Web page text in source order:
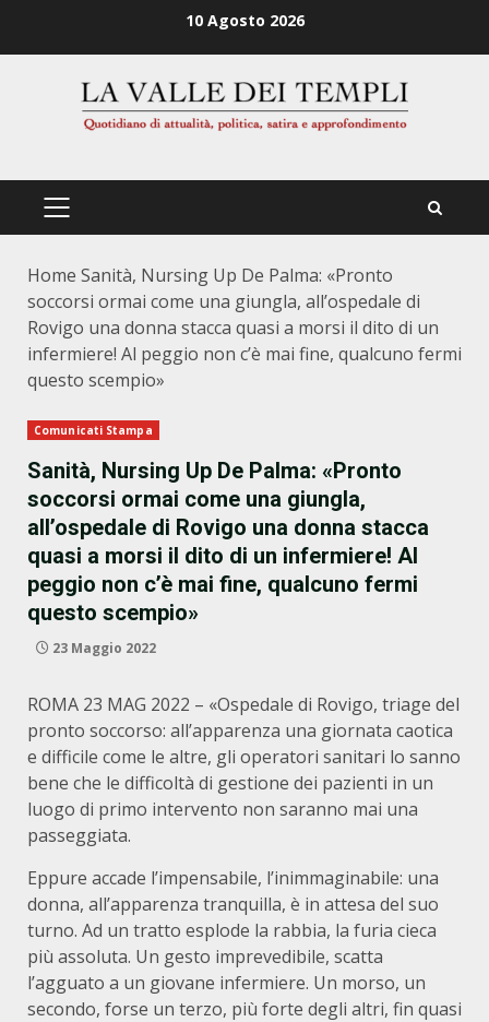
10 Agosto 2026
PRIMÄRES
Home Sanità, Nursing Up De Palma: «Pronto
soccorsi ormai come una giungla, all’ospedale di
Rovigo una donna stacca quasi a morsi il dito di un
infermiere! Al peggio non c’è mai fine, qualcuno fermi
questo scempio»
Comunicati Stampa
Sanità, Nursing Up De Palma: «Pronto
soccorsi ormai come una giungla,
all’ospedale di Rovigo una donna stacca
quasi a morsi il dito di un infermiere! Al
peggio non c’è mai fine, qualcuno fermi
questo scempio»
23 Maggio 2022
ROMA 23 MAG 2022 – «Ospedale di Rovigo, triage del
pronto soccorso: all’apparenza una giornata caotica
e difficile come le altre, gli operatori sanitari lo sanno
bene che le difficoltà di gestione dei pazienti in un
luogo di primo intervento non saranno mai una
passeggiata.
Eppure accade l’impensabile, l’inimmaginabile: una
donna, all’apparenza tranquilla, è in attesa del suo
turno. Ad un tratto esplode la rabbia, la furia cieca
più assoluta. Un gesto imprevedibile, scatta
l’agguato a un giovane infermiere. Un morso, un
secondo, forse un terzo, più forte degli altri, fin quasi